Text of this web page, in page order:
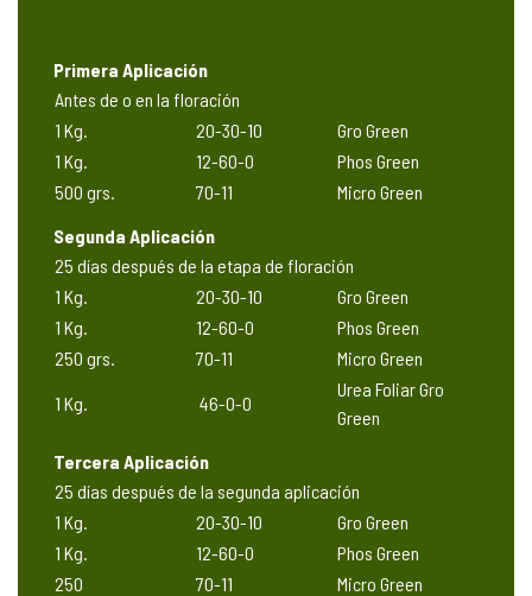
Primera Aplicación
Antes de o en la floración
1 Kg.
20-30-10
Gro Green
1 Kg.
12-60-0
Phos Green
500 grs.
70-11
Micro Green
Segunda Aplicación
25 días después de la etapa de floración
1 Kg.
20-30-10
Gro Green
1 Kg.
12-60-0
Phos Green
250 grs.
70-11
Micro Green
1 Kg.
46-0-0
Urea Foliar Gro
Green
Tercera Aplicación
25 días después de la segunda aplicación
1 Kg.
20-30-10
Gro Green
1 Kg.
12-60-0
Phos Green
250
70-11
Micro Green